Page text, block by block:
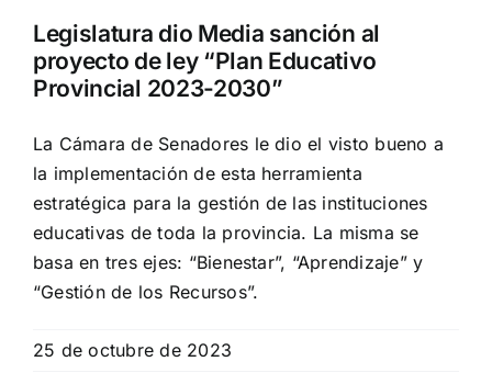
Legislatura dio Media sanción al
proyecto de ley “Plan Educativo
Provincial 2023-2030”
La Cámara de Senadores le dio el visto bueno a
la implementación de esta herramienta
estratégica para la gestión de las instituciones
educativas de toda la provincia. La misma se
basa en tres ejes: “Bienestar”, “Aprendizaje” y
“Gestión de los Recursos”.
25 de octubre de 2023